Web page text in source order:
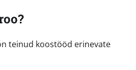
teinud koostööd erinevate